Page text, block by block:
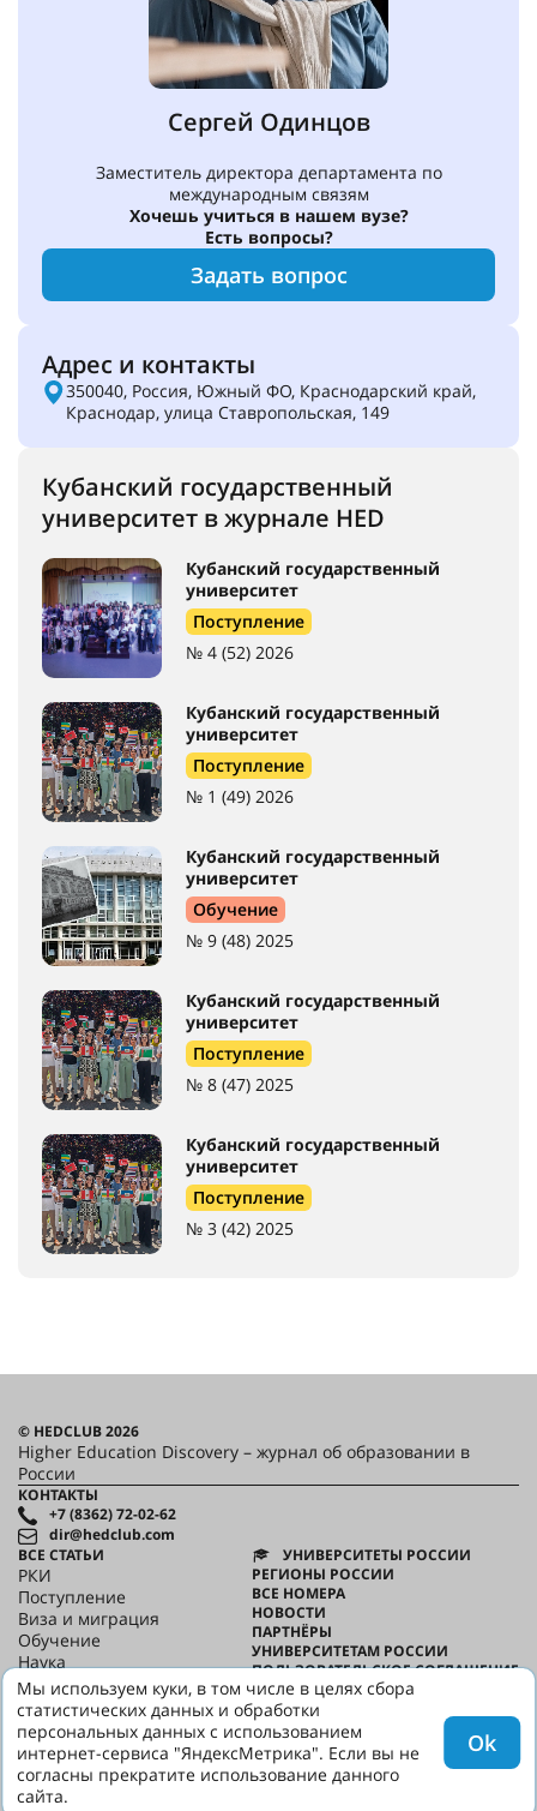
Сергей Одинцов
Заместитель директора департамента по
международным связям
Хочешь учиться в нашем вузе?
Есть вопросы?
Задать вопрос
Адрес и контакты
350040, Россия, Южный ФО, Краснодарский край,
Краснодар, улица Ставропольская, 149
Кубанский государственный
университет в журнале HED
Кубанский государственный
университет
Поступление
№ 4 (52) 2026
Кубанский государственный
университет
Поступление
№ 1 (49) 2026
Кубанский государственный
университет
Обучение
№ 9 (48) 2025
Кубанский государственный
университет
Поступление
№ 8 (47) 2025
Кубанский государственный
университет
Поступление
№ 3 (42) 2025
© HEDCLUB 2026
Higher Education Discovery – журнал об образовании в
России
КОНТАКТЫ
+7 (8362) 72-02-62
dir@hedclub.com
ВСЕ СТАТЬИ
РКИ
Поступление
Виза и миграция
Обучение
Наука
HED_people
Русский дом
Регионы
Культура
Скажи по-русски
УНИВЕРСИТЕТЫ РОССИИ
РЕГИОНЫ РОССИИ
ВСЕ НОМЕРА
НОВОСТИ
ПАРТНЁРЫ
УНИВЕРСИТЕТАМ РОССИИ
ПОЛЬЗОВАТЕЛЬСКОЕ СОГЛАШЕНИЕ
КОНФИДЕНЦИАЛЬНОСТЬ
О HED
Мы используем куки, в том числе в целях сбора
статистических данных и обработки
персональных данных с использованием
интернет-сервиса "ЯндексМетрика". Если вы не
согласны прекратите использование данного
сайта.
Ok